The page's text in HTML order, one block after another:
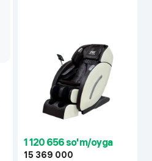
1 120 656 so'm/oyga
15 369 000